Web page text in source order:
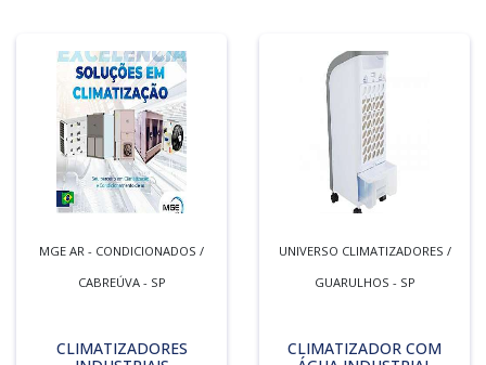
MGE AR - CONDICIONADOS /
CABREÚVA - SP
CLIMATIZADORES
UNIVERSO CLIMATIZADORES /
GUARULHOS - SP
CLIMATIZADOR COM